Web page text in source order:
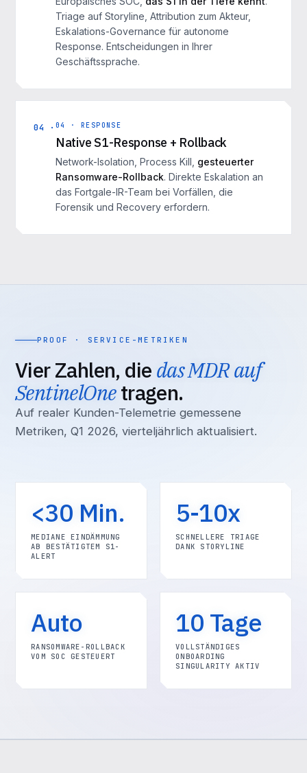
Triage auf Storyline, Attribution zum Akteur,
Eskalations-Governance für autonome
Response. Entscheidungen in Ihrer
Geschäftssprache.
04 · 04 · RESPONSE
Native S1-Response + Rollback
Network-Isolation, Process Kill, gesteuerter
Ransomware-Rollback. Direkte Eskalation an
das Fortgale-IR-Team bei Vorfällen, die
Forensik und Recovery erfordern.
PROOF · SERVICE-METRIKEN
Vier Zahlen, die das MDR auf
SentinelOnetragen.
Auf realer Kunden-Telemetrie gemessene
Metriken, Q1 2026, vierteljährlich aktualisiert.
<30 Min.
MEDIANE EINDÄMMUNG
AB BESTÄTIGTEM S1-
ALERT
5-10x
SCHNELLERE TRIAGE
DANK STORYLINE
Auto
RANSOMWARE-ROLLBACK
VOM SOC GESTEUERT
10 Tage
VOLLSTÄNDIGES
ONBOARDING
SINGULARITY AKTIV